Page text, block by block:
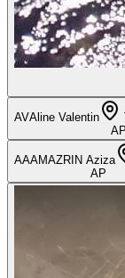
AVAline Valentin
AP
AA AMAZRIN Aziza
AP